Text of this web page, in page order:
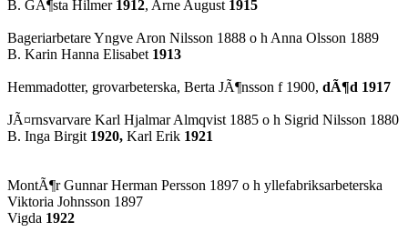
B. GÃ¶sta Hilmer 1912, Arne August 1915
Bageriarbetare Yngve Aron Nilsson 1888 o h Anna Olsson 1889
B. Karin Hanna Elisabet 1913
Hemmadotter, grovarbeterska, Berta JÃ¶nsson f 1900, dÃ¶d 1917
JÃ¤rnsvarvare Karl Hjalmar Almqvist 1885 o h Sigrid Nilsson 1880
B. Inga Birgit 1920, Karl Erik 1921
MontÃ¶r Gunnar Herman Persson 1897 o h yllefabriksarbeterska
Viktoria Johnsson 1897
Vigda 1922